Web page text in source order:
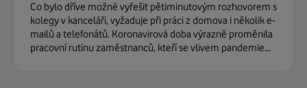
Co bylo dříve možné vyřešit pětiminutovým rozhovorem s
kolegy v kanceláři, vyžaduje při práci z domova i několik e-
mailů a telefonátů. Koronavirová doba výrazně proměnila
pracovní rutinu zaměstnanců, kteří se vlivem pandemie...